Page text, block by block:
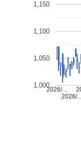
2026/…
2026/
1,000
1,050
1,100
1,150